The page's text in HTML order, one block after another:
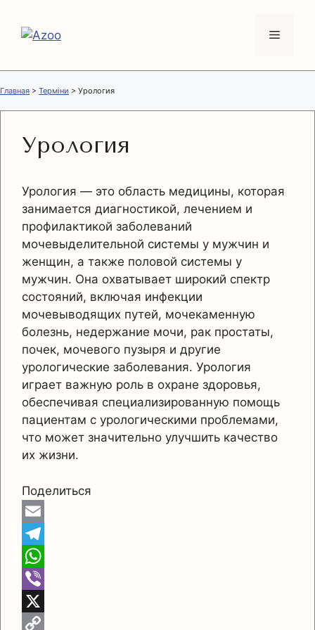
содержимому
Меню
Главная > Терміни > Урология
Урология
Урология — это область медицины, которая
занимается диагностикой, лечением и
профилактикой заболеваний
мочевыделительной системы у мужчин и
женщин, а также половой системы у
мужчин. Она охватывает широкий спектр
состояний, включая инфекции
мочевыводящих путей, мочекаменную
болезнь, недержание мочи, рак простаты,
почек, мочевого пузыря и другие
урологические заболевания. Урология
играет важную роль в охране здоровья,
обеспечивая специализированную помощь
пациентам с урологическими проблемами,
что может значительно улучшить качество
их жизни.
Поделиться
E
m
a
T
e
e
W
h
a
V
X